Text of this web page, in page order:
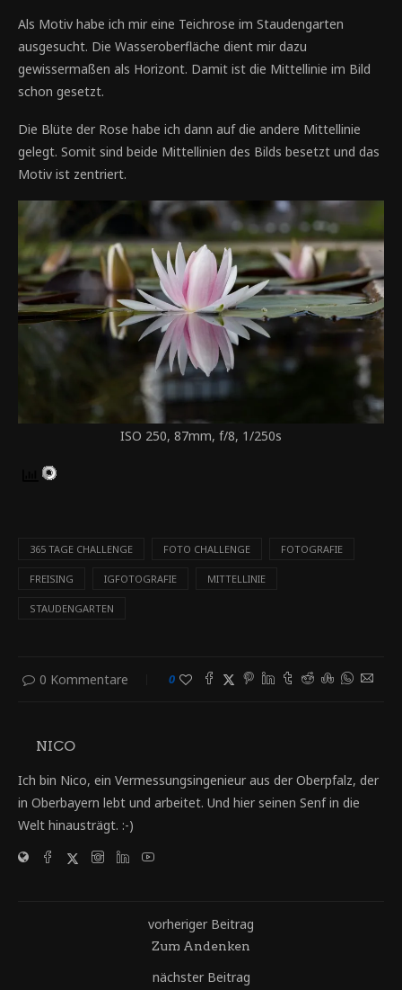
Als Motiv habe ich mir eine Teichrose im Staudengarten
ausgesucht. Die Wasseroberfläche dient mir dazu
gewissermaßen als Horizont. Damit ist die Mittellinie im Bild
schon gesetzt.
Die Blüte der Rose habe ich dann auf die andere Mittellinie
gelegt. Somit sind beide Mittellinien des Bilds besetzt und das
Motiv ist zentriert.
ISO 250, 87mm, f/8, 1/250s
365 TAGE CHALLENGE FOTO CHALLENGE FOTOGRAFIE
FREISING IGFOTOGRAFIE MITTELLINIE
STAUDENGARTEN
0 Kommentare 0
NICO
Ich bin Nico, ein Vermessungsingenieur aus der Oberpfalz, der
in Oberbayern lebt und arbeitet. Und hier seinen Senf in die
Welt hinausträgt. :-)
vorheriger Beitrag
Zum Andenken
nächster Beitrag